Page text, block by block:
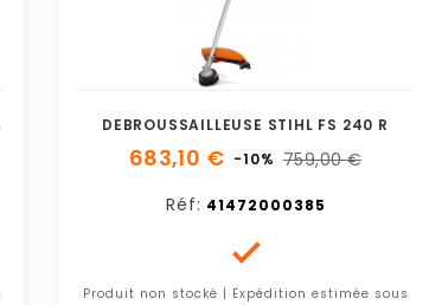
DEBROUSSAILLEUSE STIHL FS 240 R
683,10 € -10% 759,00 €
Réf: 41472000385

Produit non stocké | Expédition estimée sous